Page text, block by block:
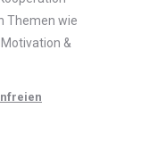
Themen wie
Motivation &